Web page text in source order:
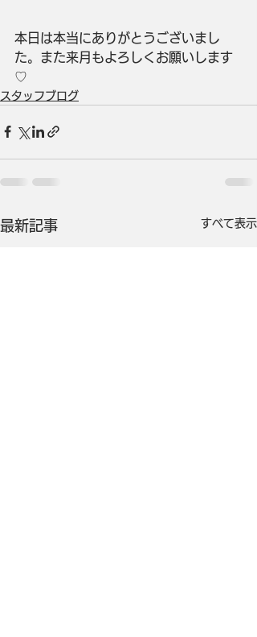
本日は本当にありがとうございまし
た。また来月もよろしくお願いします
♡
スタッフブログ
最新記事 すべて表示